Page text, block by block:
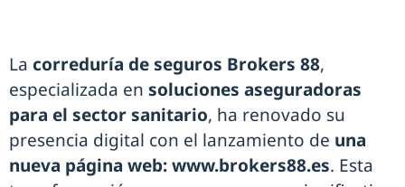
La correduría de seguros Brokers 88,
especializada en soluciones aseguradoras
para el sector sanitario, ha renovado su
presencia digital con el lanzamiento de una
nueva página web:www.brokers88.es. Esta